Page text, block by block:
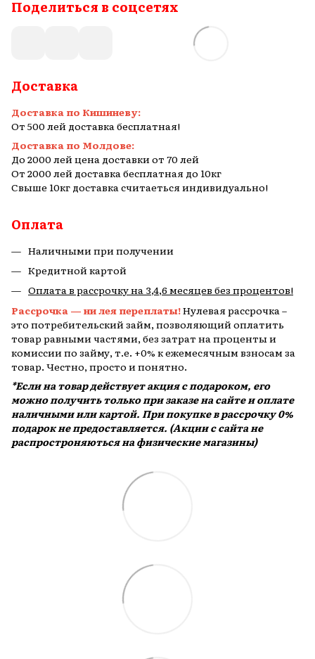
Поделиться в соцсетях
Доставка
Доставка по Кишиневу:
От 500 лей доставка бесплатная!
Доставка по Молдове:
До 2000 лей цена доставки от 70 лей
От 2000 лей доставка бесплатная до 10кг
Свыше 10кг доставка считаеться индивидуально!
Оплата
Наличными при получении
Кредитной картой
Оплата в рассрочку на 3,4,6 месяцев без процентов!
Рассрочка — ни лея переплаты!Нулевая рассрочка –
это потребительский займ, позволяющий оплатить
товар равными частями, без затрат на проценты и
комиссии по займу, т.е. +0% к ежемесячным взносам за
товар. Честно, просто и понятно.
*Если на товар действует акция с подароком, его
можно получить только при заказе на сайте и оплате
наличными или картой. При покупке в рассрочку 0%
подарок не предоставляется. (Акции с сайта не
распростроняються на физические магазины)